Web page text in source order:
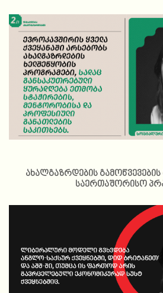
ახალგაზრდების გამოწვევების
საერთაშორისო